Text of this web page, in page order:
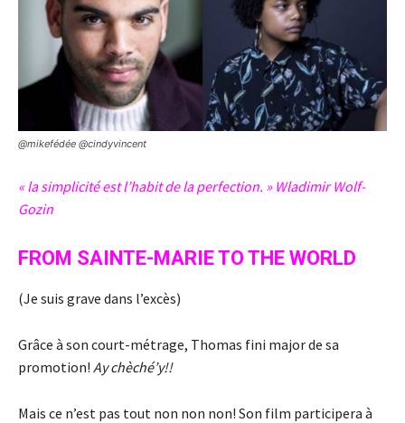
@mikefédée @cindyvincent
« la simplicité est l’habit de la perfection. » Wladimir Wolf-
Gozin
FROM SAINTE-MARIE TO THE WORLD
(Je suis grave dans l’excès)
Grâce à son court-métrage, Thomas fini major de sa
promotion! Ay chèché’y!!
Mais ce n’est pas tout non non non! Son film participera à